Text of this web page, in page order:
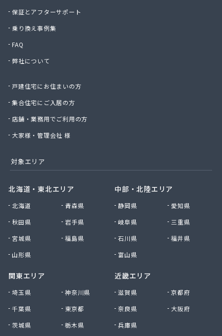
北信ガス株式会社 上田営業所
北信ガス株式会社 松本営業所
北信石油ガス株式会社
北村商店
北野プロパン住設
堀川産業株式会社 上田営業所
本久石油株式会社 市場団地給油所
有限会社エネ・サイトウ
有限会社キタジマ
有限会社スミシン
有限会社横嶋商店
有限会社丸共農薬プロパン部
有限会社丸山
有限会社丸二商会
有限会社宮下商店
有限会社犬飼燃料店
有限会社古間ラジオテレビ商会
有限会社佐久プロパン
有限会社佐久燃料
保証とアフターサポート
乗り換え事例集
FAQ
弊社について
戸建住宅にお住まいの方
集合住宅にご入居の方
店舗・業務用でご利用の方
大家様・管理会社 様
対象エリア
北海道・東北エリア
北海道
青森県
秋田県
岩手県
宮城県
福島県
山形県
関東エリア
埼玉県
神奈川県
千葉県
東京都
茨城県
栃木県
中部・北陸エリア
静岡県
愛知県
岐阜県
三重県
石川県
福井県
富山県
近畿エリア
滋賀県
京都府
奈良県
大阪府
兵庫県